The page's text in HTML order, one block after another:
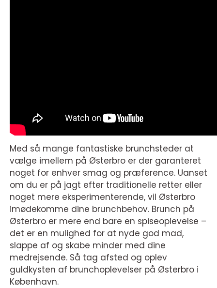
Med så mange fantastiske brunchsteder at
vælge imellem på Østerbro er der garanteret
noget for enhver smag og præference. Uanset
om du er på jagt efter traditionelle retter eller
noget mere eksperimenterende, vil Østerbro
imødekomme dine brunchbehov. Brunch på
Østerbro er mere end bare en spiseoplevelse –
det er en mulighed for at nyde god mad,
slappe af og skabe minder med dine
medrejsende. Så tag afsted og oplev
guldkysten af brunchoplevelser på Østerbro i
København.